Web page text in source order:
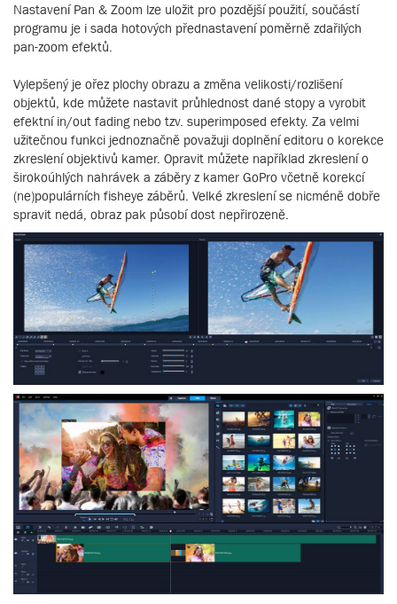
Nastavení Pan & Zoom lze uložit pro pozdější použití, součástí
programu je i sada hotových přednastavení poměrně zdařilých
pan-zoom efektů.
Vylepšený je ořez plochy obrazu a změna velikosti/rozlišení
objektů, kde můžete nastavit průhlednost dané stopy a vyrobit
efektní in/out fading nebo tzv. superimposed efekty. Za velmi
užitečnou funkci jednoznačně považuji doplnění editoru o korekce
zkreslení objektivů kamer. Opravit můžete například zkreslení o
širokoúhlých nahrávek a záběry z kamer GoPro včetně korekcí
(ne)populárních fisheye záběrů. Velké zkreslení se nicméně dobře
spravit nedá, obraz pak působí dost nepřirozeně.